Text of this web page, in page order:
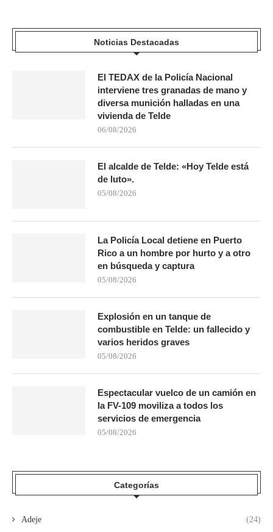
Noticias Destacadas
El TEDAX de la Policía Nacional
interviene tres granadas de mano y
diversa munición halladas en una
vivienda de Telde
06/08/2026
El alcalde de Telde: «Hoy Telde está
de luto».
05/08/2026
La Policía Local detiene en Puerto
Rico a un hombre por hurto y a otro
en búsqueda y captura
05/08/2026
Explosión en un tanque de
combustible en Telde: un fallecido y
varios heridos graves
05/08/2026
Espectacular vuelco de un camión en
la FV-109 moviliza a todos los
servicios de emergencia
05/08/2026
Categorías
Adeje (24)